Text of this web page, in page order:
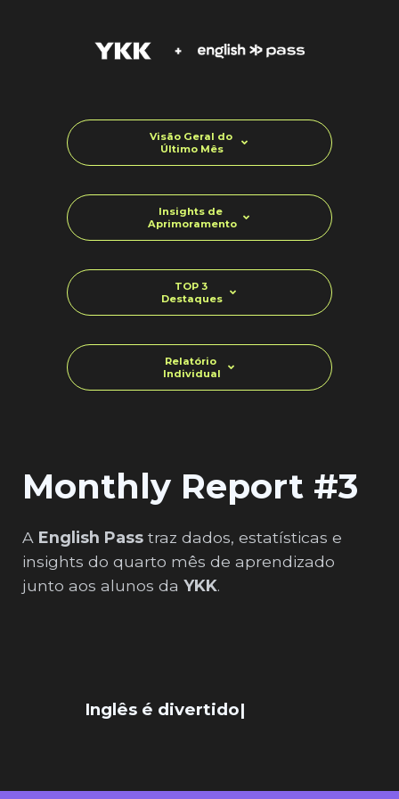
Visão Geral do
Último Mês
Insights de
Aprimoramento
TOP 3
Destaques
Relatório
Individual
Monthly Report #3
A English Pass traz dados, estatísticas e
insights do quarto mês de aprendizado
junto aos alunos da YKK.
Inglês é divertid|